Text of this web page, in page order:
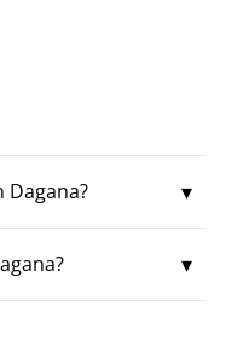
Dagana?